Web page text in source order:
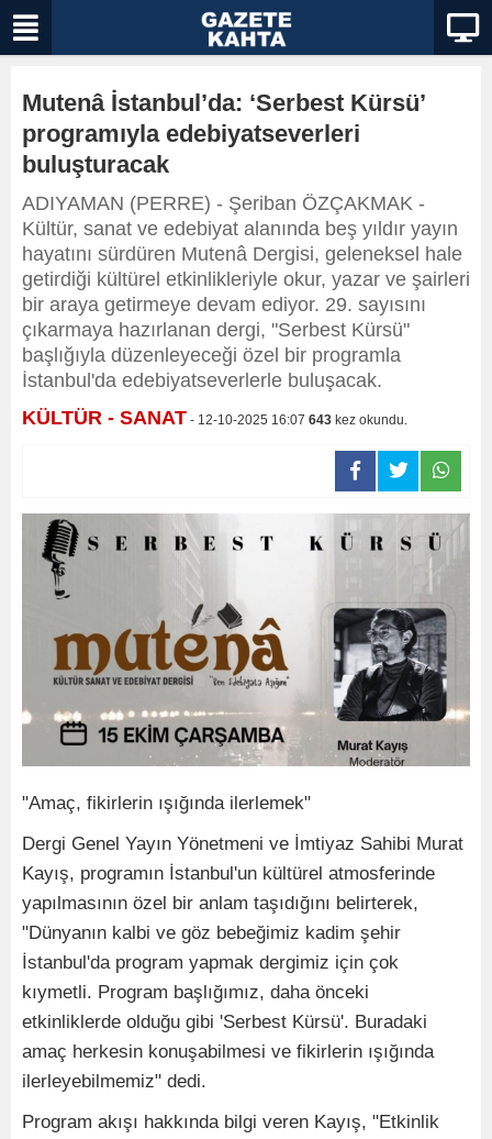
Mutenâ İstanbul’da: ‘Serbest Kürsü’
programıyla edebiyatseverleri
buluşturacak
ADIYAMAN (PERRE) - Şeriban ÖZÇAKMAK -
Kültür, sanat ve edebiyat alanında beş yıldır yayın
hayatını sürdüren Mutenâ Dergisi, geleneksel hale
getirdiği kültürel etkinlikleriyle okur, yazar ve şairleri
bir araya getirmeye devam ediyor. 29. sayısını
çıkarmaya hazırlanan dergi, "Serbest Kürsü"
başlığıyla düzenleyeceği özel bir programla
İstanbul'da edebiyatseverlerle buluşacak.
KÜLTÜR - SANAT - 12-10-2025 16:07 643 kez okundu.
"Amaç, fikirlerin ışığında ilerlemek"
Dergi Genel Yayın Yönetmeni ve İmtiyaz Sahibi Murat
Kayış, programın İstanbul'un kültürel atmosferinde
yapılmasının özel bir anlam taşıdığını belirterek,
"Dünyanın kalbi ve göz bebeğimiz kadim şehir
İstanbul'da program yapmak dergimiz için çok
kıymetli. Program başlığımız, daha önceki
etkinliklerde olduğu gibi 'Serbest Kürsü'. Buradaki
amaç herkesin konuşabilmesi ve fikirlerin ışığında
ilerleyebilmemiz" dedi.
Program akışı hakkında bilgi veren Kayış, "Etkinlik